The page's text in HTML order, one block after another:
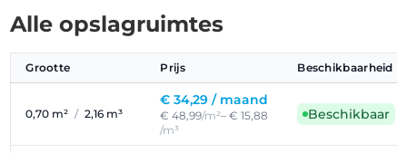
Alle opslagruimtes
Grootte Prijs Beschikbaarheid
0,70 m² / 2,16 m³
€ 34,29 / maand
€ 48,99/m²– € 15,88
/m³
Beschikbaar